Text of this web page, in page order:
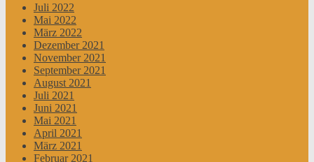
Juli 2022
Mai 2022
März 2022
Dezember 2021
November 2021
September 2021
August 2021
Juli 2021
Juni 2021
Mai 2021
April 2021
März 2021
Februar 2021